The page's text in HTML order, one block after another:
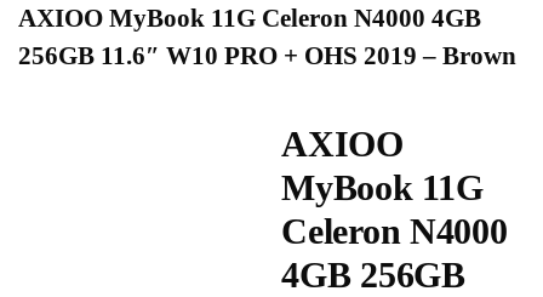
AXIOO MyBook 11G Celeron N4000 4GB
256GB 11.6″ W10 PRO + OHS 2019 – Brown
AXIOO
MyBook 11G
Celeron N4000
4GB 256GB